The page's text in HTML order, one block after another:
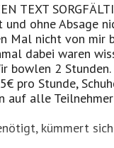
TEXT
und ohne Absage
Mal nicht von mir
dabei waren
bowlen 2 Stunden.
pro Stunde,
auf alle
kümmert